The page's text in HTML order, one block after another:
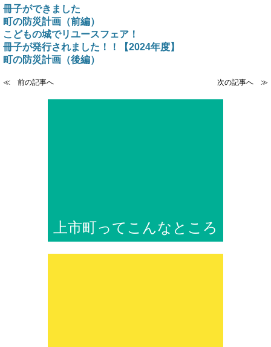
冊子ができました
町の防災計画（前編）
こどもの城でリユースフェア！
冊子が発行されました！！【2024年度】
町の防災計画（後編）
≪ 前の記事へ 次の記事へ ≫
上市町ってこんなところ